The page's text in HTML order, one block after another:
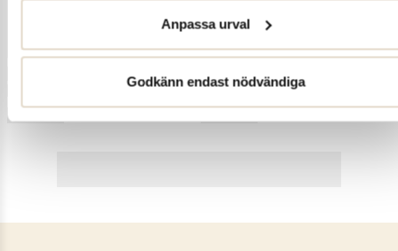
Anpassa urval
Godkänn endast nödvändiga